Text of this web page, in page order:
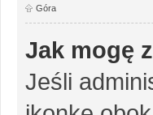
Góra
Jak mogę
Jeśli